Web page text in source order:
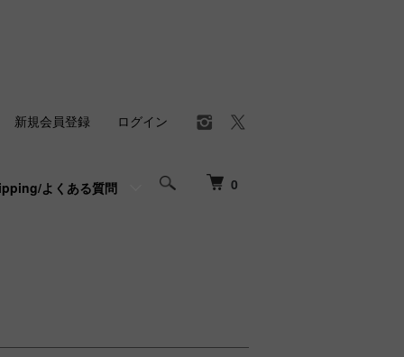
0
よくある質問
新規会員登録 ログイン